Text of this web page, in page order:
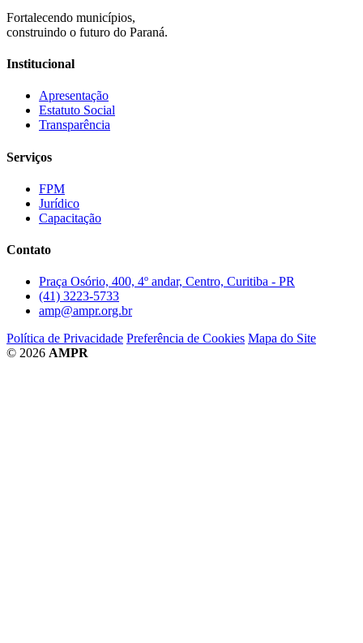
Fortalecendo municípios,
construindo o futuro do Paraná.
Institucional
Apresentação
Estatuto Social
Transparência
Serviços
FPM
Jurídico
Capacitação
Contato
Praça Osório, 400, 4º andar, Centro, Curitiba - PR
(41) 3223-5733
amp@ampr.org.br
Política de Privacidade Preferência de Cookies Mapa do Site
© 2026 AMPR